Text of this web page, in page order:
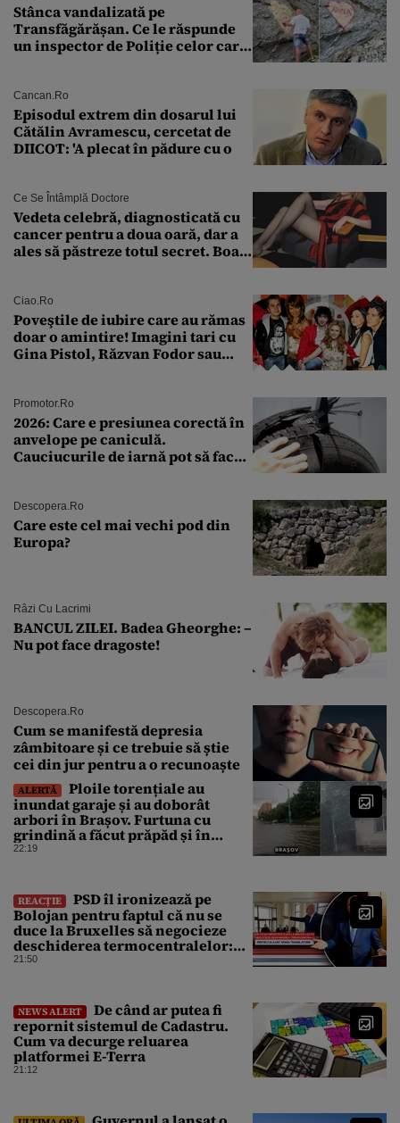
Stânca vandalizată pe
Transfăgărășan. Ce le răspunde
un inspector de Poliție celor care
Cancan.ro
Episodul extrem din dosarul lui
Cătălin Avramescu, cercetat de
DIICOT: 'A plecat în pădure cu o
Ce Se Întâmplă Doctore
Vedeta celebră, diagnosticată cu
cancer pentru a doua oară, dar a
ales să păstreze totul secret. Boala
Ciao.ro
Poveştile de iubire care au rămas
doar o amintire! Imagini tari cu
Gina Pistol, Răzvan Fodor sau
Promotor.ro
2026: Care e presiunea corectă în
anvelope pe caniculă.
Cauciucurile de iarnă pot să facă
Descopera.ro
Care este cel mai vechi pod din
Europa?
Râzi Cu Lacrimi
BANCUL ZILEI. Badea Gheorghe: –
Nu pot face dragoste!
Descopera.ro
Cum se manifestă depresia
zâmbitoare și ce trebuie să știe
cei din jur pentru a o recunoaște
ALERTĂ
Ploile torențiale au
inundat garaje și au doborât
arbori în Brașov. Furtuna cu
grindină a făcut prăpăd și în
Bihor
22:19
REACȚIE
PSD îl ironizează pe
Bolojan pentru faptul că nu se
duce la Bruxelles să negocieze
deschiderea termocentralelor:
„Pentru că a dat afară
21:50
NEWS ALERT
De când ar putea fi
repornit sistemul de Cadastru.
Cum va decurge reluarea
platformei E-Terra
21:12